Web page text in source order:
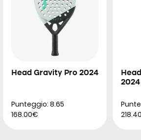
Head Gravity Pro 2024
Punteggio: 8.65
168.00€
2024